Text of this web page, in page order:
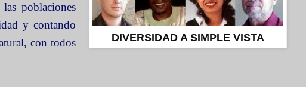
DIVERSIDAD A SIMPLE VISTA
poblaciones
y contando
con todos